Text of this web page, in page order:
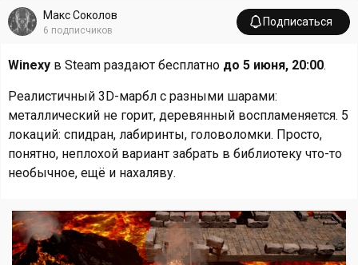
Макс Соколов
6 подписчиков
Подписаться
Winexy в Steam раздают бесплатно до 5 июня, 20:00.
Реалистичный 3D-марбл с разными шарами:
металлический не горит, деревянный воспламеняется. 5
локаций: спидран, лабиринты, головоломки. Просто,
понятно, неплохой вариант забрать в библиотеку что-то
необычное, ещё и нахаляву.